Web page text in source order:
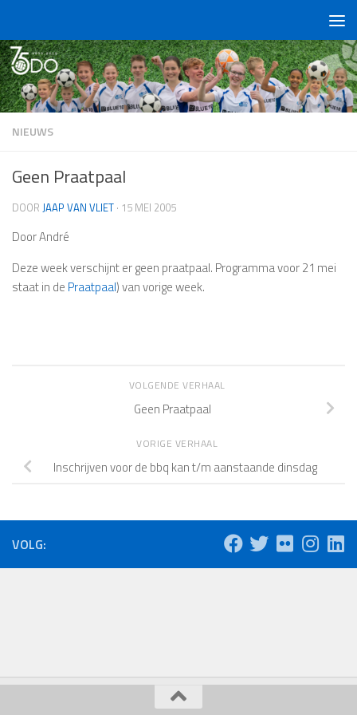
NIEUWS
Geen Praatpaal
DOOR JAAP VAN VLIET · 15 MEI 2005
Door André
Deze week verschijnt er geen praatpaal. Programma voor 21 mei
staat in de Praatpaal) van vorige week.
VOLGENDE VERHAAL
Geen Praatpaal
VORIGE VERHAAL
Inschrijven voor de bbq kan t/m aanstaande dinsdag
VOLG: